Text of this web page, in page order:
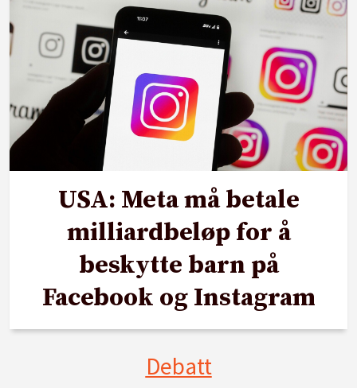
USA: Meta må betale
milliardbeløp for å
beskytte barn på
Facebook og Instagram
Debatt